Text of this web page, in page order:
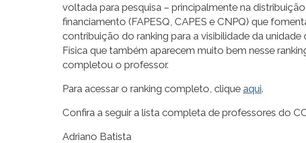
voltada para pesquisa – principalmente na
financiamento (FAPESQ, CAPES e CNPQ) que
contribuição do ranking para a visibilidade da
Física que também aparecem muito bem nesse
completou o professor.
Para acessar o ranking completo, clique aqui.
Confira a seguir a lista completa de professores do
Adriano Batista